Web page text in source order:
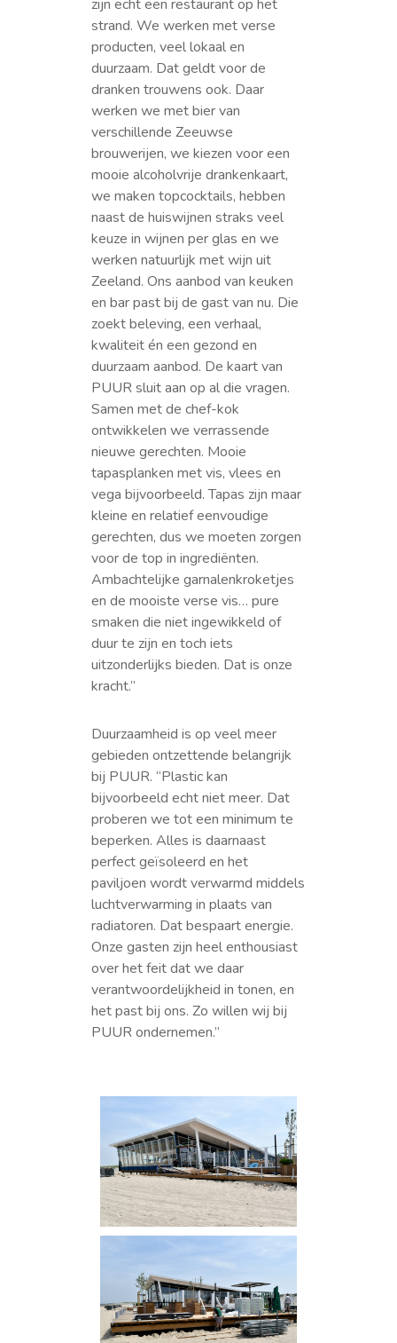
zijn echt een restaurant op het
strand. We werken met verse
producten, veel lokaal en
duurzaam. Dat geldt voor de
dranken trouwens ook. Daar
werken we met bier van
verschillende Zeeuwse
brouwerijen, we kiezen voor een
mooie alcoholvrije drankenkaart,
we maken topcocktails, hebben
naast de huiswijnen straks veel
keuze in wijnen per glas en we
werken natuurlijk met wijn uit
Zeeland. Ons aanbod van keuken
en bar past bij de gast van nu. Die
zoekt beleving, een verhaal,
kwaliteit én een gezond en
duurzaam aanbod. De kaart van
PUUR sluit aan op al die vragen.
Samen met de chef-kok
ontwikkelen we verrassende
nieuwe gerechten. Mooie
tapasplanken met vis, vlees en
vega bijvoorbeeld. Tapas zijn maar
kleine en relatief eenvoudige
gerechten, dus we moeten zorgen
voor de top in ingrediënten.
Ambachtelijke garnalenkroketjes
en de mooiste verse vis… pure
smaken die niet ingewikkeld of
duur te zijn en toch iets
uitzonderlijks bieden. Dat is onze
kracht.”
Duurzaamheid is op veel meer
gebieden ontzettende belangrijk
bij PUUR. “Plastic kan
bijvoorbeeld echt niet meer. Dat
proberen we tot een minimum te
beperken. Alles is daarnaast
perfect geïsoleerd en het
paviljoen wordt verwarmd middels
luchtverwarming in plaats van
radiatoren. Dat bespaart energie.
Onze gasten zijn heel enthousiast
over het feit dat we daar
verantwoordelijkheid in tonen, en
het past bij ons. Zo willen wij bij
PUUR ondernemen.”